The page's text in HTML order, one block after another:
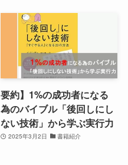
要約】1%の成功者になる
為のバイブル「後回しにし
ない技術」から学ぶ実行力
2025年3月2日 書籍紹介